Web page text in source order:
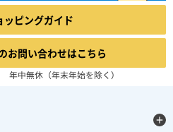
ッピングガイド
お問い合わせはこちら
中無休（年末年始を除く）